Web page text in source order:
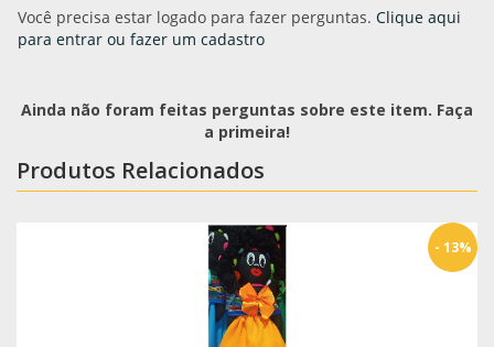
Você precisa estar logado para fazer perguntas. Clique aqui
para entrar ou fazer um cadastro
Ainda não foram feitas perguntas sobre este item. Faça
a primeira!
Produtos Relacionados
- 13%